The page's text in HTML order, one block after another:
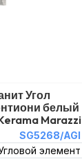
Угол
белый
Marazzi
SG5268/AGI
элемент